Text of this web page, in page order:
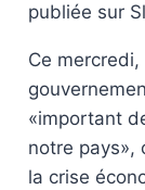
publiée sur
Ce
«important
notre pays»,
la crise